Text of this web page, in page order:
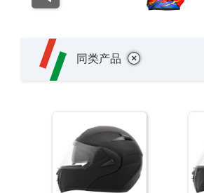
同类产品 +